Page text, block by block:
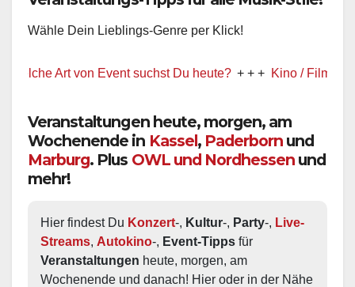
Wähle Dein Lieblings-Genre per Klick!
Art von Event suchst Du heute? + + + Kino / Film + + +
Veranstaltungen heute, morgen, am
Wochenende in Kassel, Paderborn und
Marburg. Plus OWL und Nordhessen und
mehr!
Hier findest Du Konzert-, Kultur-, Party-, Live-
Streams, Autokino-, Event-Tipps
Veranstaltungen heute, morgen, am
Wochenende und danach! Hier oder in der Nähe